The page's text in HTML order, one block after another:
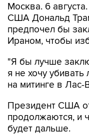
Москва. 6
США Дональд
предпочел бы
Ираном, чтобы
"Я бы лучше
я не хочу
на митинге в Лас-
Президент США
продолжаются, и
будет дальше.